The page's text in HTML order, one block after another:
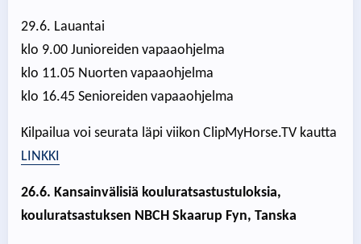
29.6. Lauantai
klo 9.00 Junioreiden vapaaohjelma
klo 11.05 Nuorten vapaaohjelma
klo 16.45 Senioreiden vapaaohjelma
Kilpailua voi seurata läpi viikon ClipMyHorse.TV kautta
LINKKI
26.6. Kansainvälisiä kouluratsastustuloksia,
kouluratsastuksen NBCH Skaarup Fyn, Tanska